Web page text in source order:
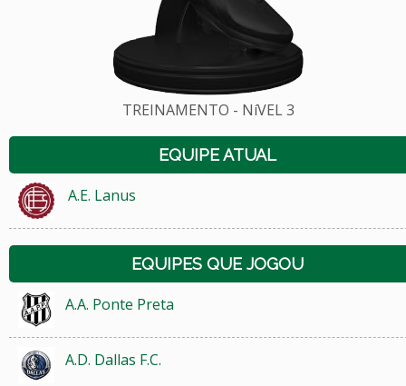
TREINAMENTO - NíVEL 3
EQUIPE ATUAL
A.E. Lanus
EQUIPES QUE JOGOU
A.A. Ponte Preta
A.D. Dallas F.C.